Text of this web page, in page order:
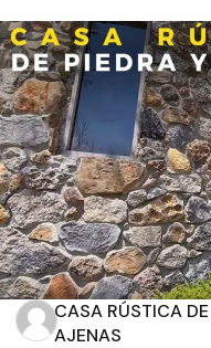
CASA RÚSTICA
AJENAS